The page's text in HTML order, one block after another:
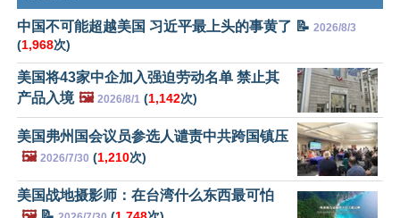
中国不可能超越美国 习近平最上头的事黄了 📝 2026/8/3
(1,968次)
美国将43家中企加入强迫劳动名单 禁止其
产品入境 🖼️ 2026/8/1 (1,142次)
美国弗州国会议员参选人谴责中共跨国镇压
🖼️ 2026/7/30 (1,210次)
美国战地摄影师：在台湾什么东西最可怕